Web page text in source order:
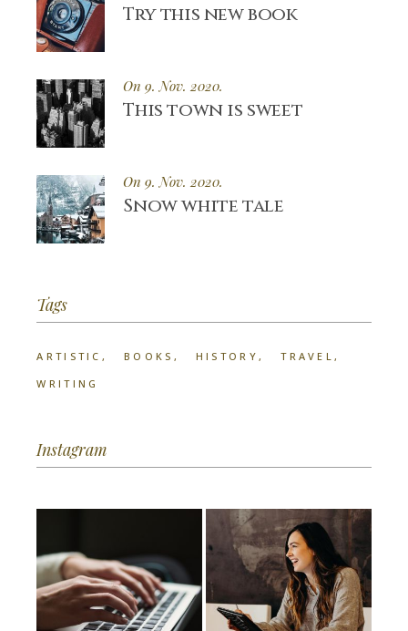
Try this new book
On 9. Nov. 2020.
This town is sweet
On 9. Nov. 2020.
Snow white tale
Tags
ARTISTIC BOOKS HISTORY
TRAVEL
WRITING
Instagram